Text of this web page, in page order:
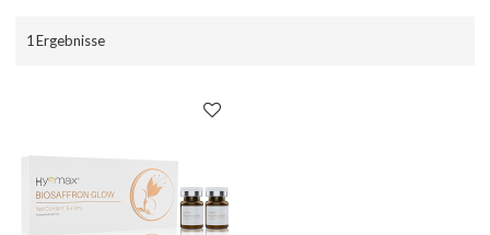
1 Ergebnisse